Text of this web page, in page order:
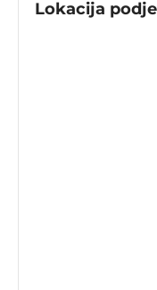
Lokacija